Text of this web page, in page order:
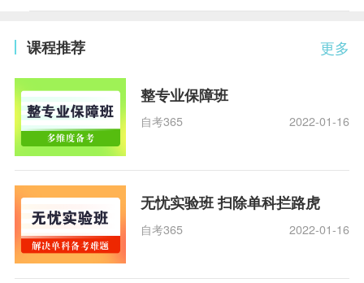
更多
课程推荐
整专业保障班
自考365 2022-01-16
无忧实验班 扫除单科拦路虎
自考365 2022-01-16